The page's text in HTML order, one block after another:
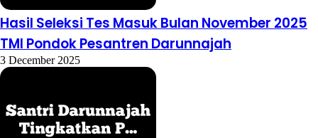
Hasil Seleksi Tes Masuk Bulan November 2025
TMI Pondok Pesantren Darunnajah
3 December 2025